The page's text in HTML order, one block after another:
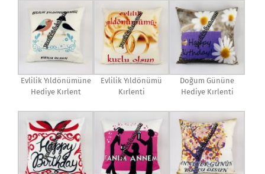
Evlilik Yıldönümüne
Hediye Kırlent
Evlilik Yıldönümü
Kırlenti
Doğum Gününe
Hediye Kırlenti